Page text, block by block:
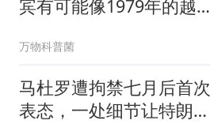
宾有可能像1979年的越南
万物科普菌
马杜罗遭拘禁七月后首次
表态，一处细节让特朗普